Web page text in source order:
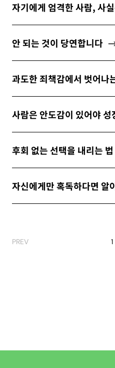
소중한 자신의 가
마음 성장 콘텐츠를
개인정보 수집 및 이용약관 에
자기에게 엄격한 사람, 사
안 되는 것이 당연합니다
과도한 죄책감에서 벗어나
사람은 안도감이 있어야 성
후회 없는 선택을 내리는 법
자신에게만 혹독하다면 알
PREV 1